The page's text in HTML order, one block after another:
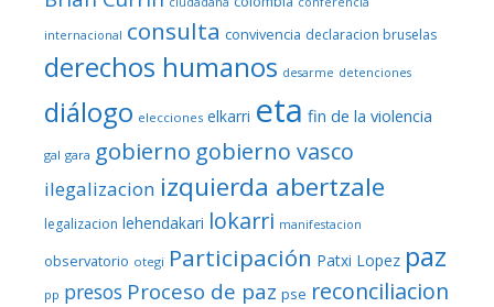
internacional consulta convivencia declaracion bruselas
derechos humanos desarme detenciones
diálogo elecciones elkarri eta fin de la violencia
gal gara gobierno gobierno vasco
ilegalizacion izquierda abertzale
legalizacion lehendakari lokarri manifestacion
observatorio otegi Participación Patxi Lopez paz
pp presos Proceso de paz pse reconciliacion